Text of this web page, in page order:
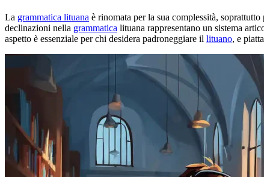
La grammatica lituana è rinomata per la sua complessità,
declinazioni nella grammatica lituana rappresentano un sistema
aspetto è essenziale per chi desidera padroneggiare il lituano, e